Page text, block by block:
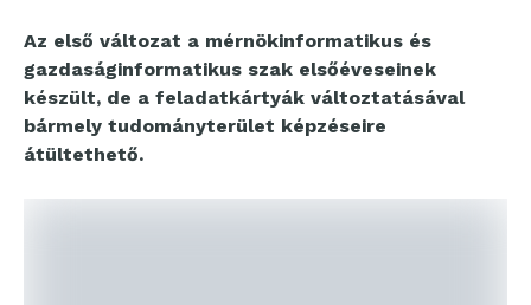
Az első változat a mérnökinformatikus és
gazdaságinformatikus szak elsőéveseinek
készült, de a feladatkártyák változtatásával
bármely tudományterület képzéseire
átültethető.